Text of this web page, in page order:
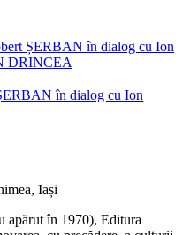
în dialog cu Ion
apărut în 1970), Editura